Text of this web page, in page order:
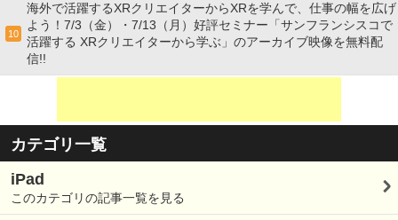
10
海外で活躍するXRクリエイターからXRを学んで、仕事の幅を広げ
よう！7/3（金）・7/13（月）好評セミナー「サンフランシスコで
活躍する XRクリエイターから学ぶ」のアーカイブ映像を無料配
信!!
カテゴリ一覧
iPad
このカテゴリの記事一覧を見る